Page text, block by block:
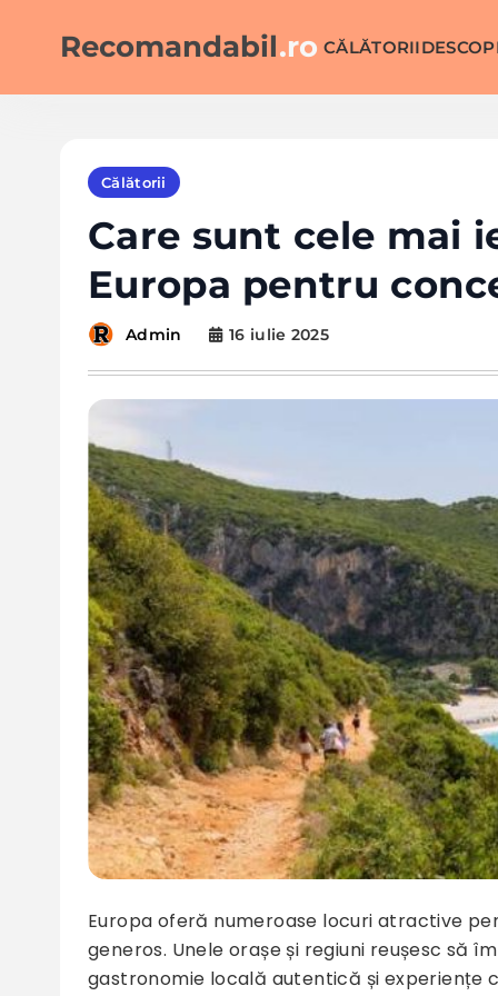
Recomandabil.ro CĂLĂTORII
Călătorii
Care sunt cele mai
Europa pentru
Admin 16 iulie 2025
Europa oferă numeroase locuri atractive
generos. Unele orașe și regiuni reușesc să
gastronomie locală autentică și experiențe